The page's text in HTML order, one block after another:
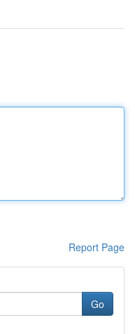
Report Page
Go